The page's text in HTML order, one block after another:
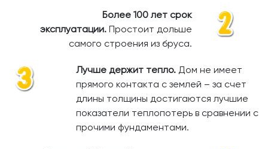
Более 100 лет срок
эксплуатации. Простоит дольше
самого строения из бруса.
Лучше держит тепло. Дом не имеет
прямого контакта с землей – за счет
длины толщины достигаются лучшие
показатели теплопотерь в сравнении с
прочими фундаментами.